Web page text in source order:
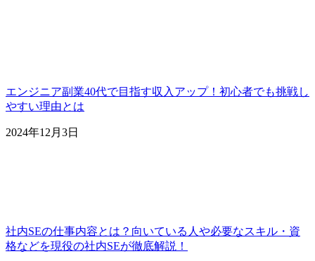
エンジニア副業40代で目指す収入アップ！初心者でも挑戦し
やすい理由とは
2024年12月3日
社内SEの仕事内容とは？向いている人や必要なスキル・資
格などを現役の社内SEが徹底解説！